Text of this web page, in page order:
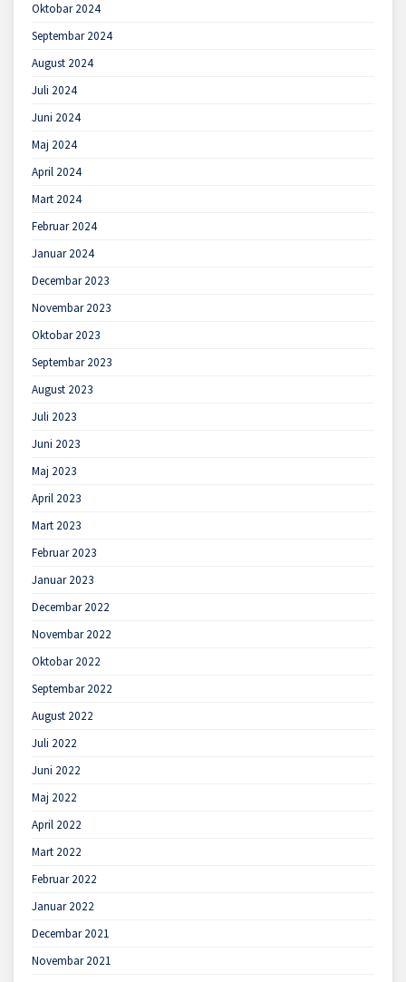
Oktobar 2024
Septembar 2024
August 2024
Juli 2024
Juni 2024
Maj 2024
April 2024
Mart 2024
Februar 2024
Januar 2024
Decembar 2023
Novembar 2023
Oktobar 2023
Septembar 2023
August 2023
Juli 2023
Juni 2023
Maj 2023
April 2023
Mart 2023
Februar 2023
Januar 2023
Decembar 2022
Novembar 2022
Oktobar 2022
Septembar 2022
August 2022
Juli 2022
Juni 2022
Maj 2022
April 2022
Mart 2022
Februar 2022
Januar 2022
Decembar 2021
Novembar 2021